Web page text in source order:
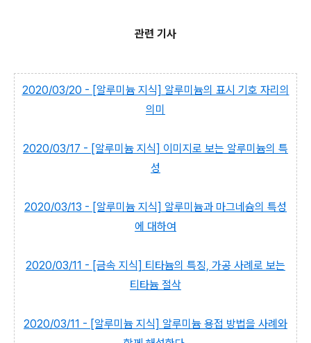
관련 기사
2020/03/20 - [알루미늄 지식] 알루미늄의 표시 기호 자리의
의미
2020/03/17 - [알루미늄 지식] 이미지로 보는 알루미늄의 특
성
2020/03/13 - [알루미늄 지식] 알루미늄과 마그네슘의 특성
에 대하여
2020/03/11 - [금속 지식] 티타늄의 특징, 가공 사례로 보는
티타늄 절삭
2020/03/11 - [알루미늄 지식] 알루미늄 용접 방법을 사례와